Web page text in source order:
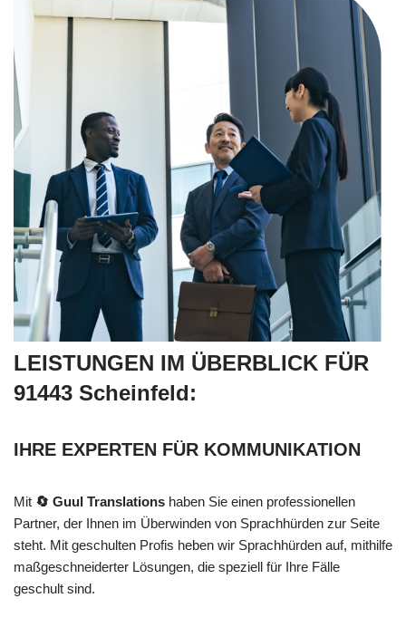
LEISTUNGEN IM ÜBERBLICK FÜR
91443 Scheinfeld:
IHRE EXPERTEN FÜR KOMMUNIKATION
Mit 🔄 Guul Translations haben Sie einen professionellen
Partner, der Ihnen im Überwinden von Sprachhürden zur Seite
steht. Mit geschulten Profis heben wir Sprachhürden auf, mithilfe
maßgeschneiderter Lösungen, die speziell für Ihre Fälle
geschult sind.